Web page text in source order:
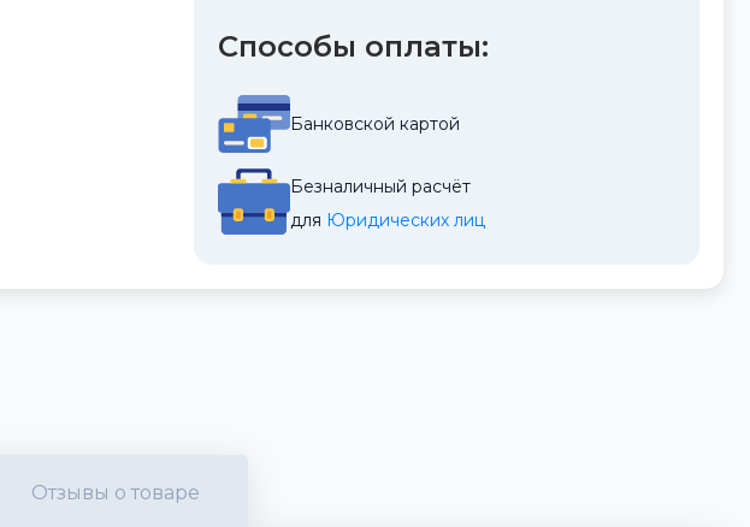
Способы оплаты:
Банковской картой
Безналичный расчёт
для Юридических лиц
Отзывы о товаре